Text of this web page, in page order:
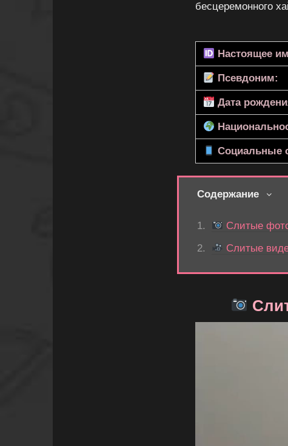
бесцеремонного
Настоящее
Псевдоним:
Дата
Социальные
Содержание
Слитые
Слитые